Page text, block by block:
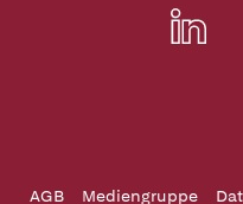
AGB Mediengruppe